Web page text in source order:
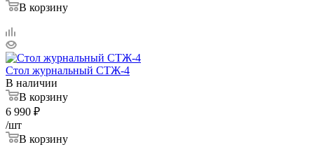
В корзину
Стол журнальный СТЖ-4
В наличии
В корзину
6 990 ₽
/шт
В корзину